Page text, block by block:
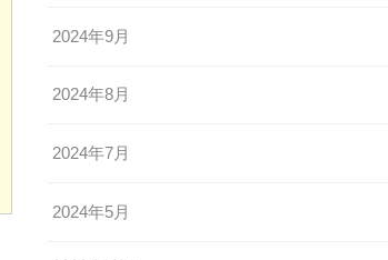
2024年9月
2024年8月
2024年7月
2024年5月